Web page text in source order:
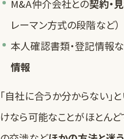
M&A仲介会社との契約・
レーマン方式の段階など）
本人確認書類・登記情報な
情報
「自社に合うか分からない」
けなら可能なことがほとんど